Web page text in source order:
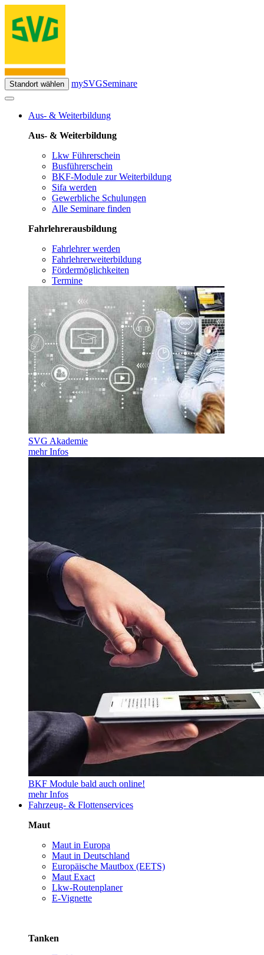
Standort wählen mySVGSeminare
Aus- & Weiterbildung
Aus- & Weiterbildung
Lkw Führerschein
Busführerschein
BKF-Module zur Weiterbildung
Sifa werden
Gewerbliche Schulungen
Alle Seminare finden
Fahrlehrerausbildung
Fahrlehrer werden
Fahrlehrerweiterbildung
Fördermöglichkeiten
Termine
SVG Akademie
mehr Infos
BKF Module bald auch online!
mehr Infos
Fahrzeug- & Flottenservices
Maut
Maut in Europa
Maut in Deutschland
Europäische Mautbox (EETS)
Maut Exact
Lkw-Routenplaner
E-Vignette
Tanken